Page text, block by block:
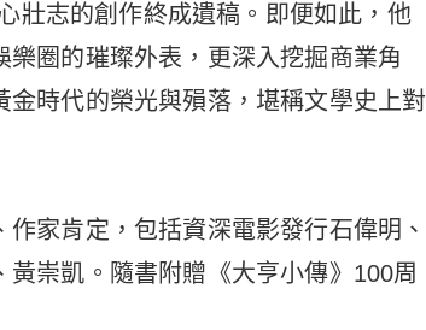
壯志的創作終成遺稿。即便如此，他
圈的璀璨外表，更深入挖掘商業角
時代的榮光與殞落，堪稱文學史上對
家肯定，包括資深電影發行石偉明、
崇凱。隨書附贈《大亨小傳》100周